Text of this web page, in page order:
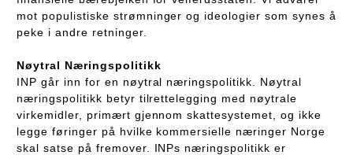
mot populistiske strømninger og ideologier som synes å
peke i andre retninger.
Nøytral Næringspolitikk
INP går inn for en nøytral næringspolitikk. Nøytral
næringspolitikk betyr tilrettelegging med nøytrale
virkemidler, primært gjennom skattesystemet, og ikke
legge føringer på hvilke kommersielle næringer Norge
skal satse på fremover. INPs næringspolitikk er